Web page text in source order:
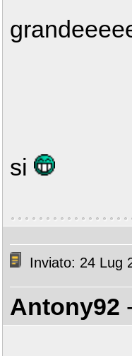
si
Inviato: 24 Lug
Antony92